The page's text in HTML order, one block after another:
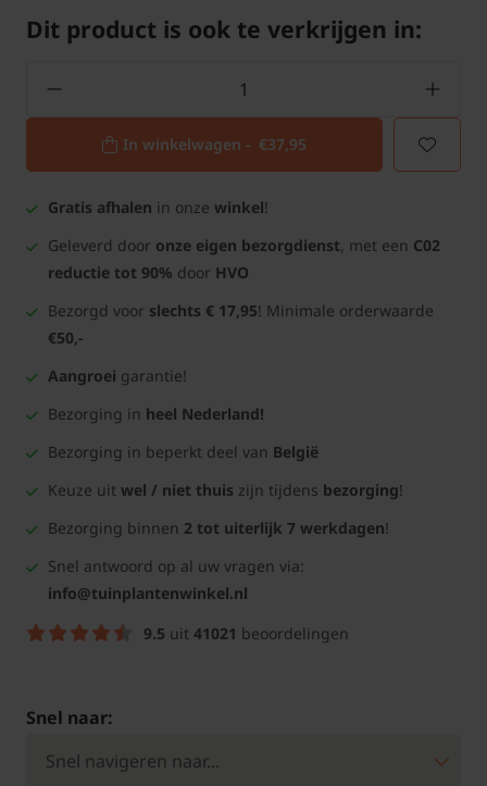
Dit product is ook te verkrijgen in:
In winkelwagen - €37,95
Gratis afhalen in onze winkel!
Geleverd door onze eigen bezorgdienst, met een C02
reductie tot 90% door HVO
Bezorgd voor slechts € 17,95! Minimale orderwaarde
€50,-
Aangroei garantie!
Bezorging in heel Nederland!
Bezorging in beperkt deel van België
Keuze uit wel / niet thuis zijn tijdens bezorging!
Bezorging binnen 2 tot uiterlijk 7 werkdagen!
Snel antwoord op al uw vragen via:
info@tuinplantenwinkel.nl
9.5 uit 41021 beoordelingen
Snel naar: